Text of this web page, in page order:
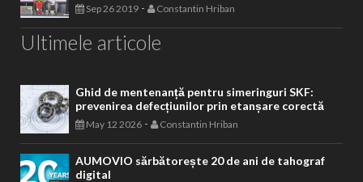
Sep 26 2019 - Constantin Hriban
Ultimele articole
Ghid de mentenanță pentru simeringuri SKF:
prevenirea defecțiunilor prin etanșare corectă
May 12 2026 - Constantin Hriban
AUMOVIO sărbătorește 20 de ani de tahograf
digital